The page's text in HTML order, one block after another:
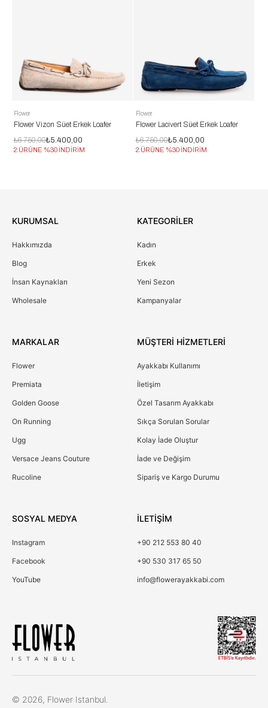
Flower
Flower Vizon Süet Erkek Loafer
₺5.400,00
₺6.750,00
2.ÜRÜNE %30 İNDİRİM
Flower
Flower Lacivert Süet Erkek Loafer
₺5.400,00
₺6.750,00
2.ÜRÜNE %30 İNDİRİM
KURUMSAL
Hakkımızda
Blog
İnsan Kaynakları
Wholesale
KATEGORİLER
Kadın
Erkek
Yeni Sezon
Kampanyalar
MARKALAR
Flower
Premiata
Golden Goose
On Running
Ugg
Versace Jeans Couture
Rucoline
MÜŞTERİ HİZMETLERİ
Ayakkabı Kullanımı
İletişim
Özel Tasarım Ayakkabı
Sıkça Sorulan Sorular
Kolay İade Oluştur
İade ve Değişim
Sipariş ve Kargo Durumu
SOSYAL MEDYA
Instagram
Facebook
YouTube
İLETİŞİM
+90 212 553 80 40
+90 530 317 65 50
info@flowerayakkabi.com
© 2026, Flower Istanbul.
Çerez Kullanımı